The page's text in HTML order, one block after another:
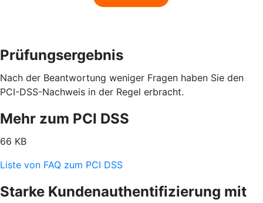
Prüfungsergebnis
Nach der Beantwortung weniger Fragen haben Sie den
PCI-DSS-Nachweis in der Regel erbracht.
Mehr zum PCI DSS
66 KB
Liste von FAQ zum PCI DSS
Starke Kundenauthentifizierung mit